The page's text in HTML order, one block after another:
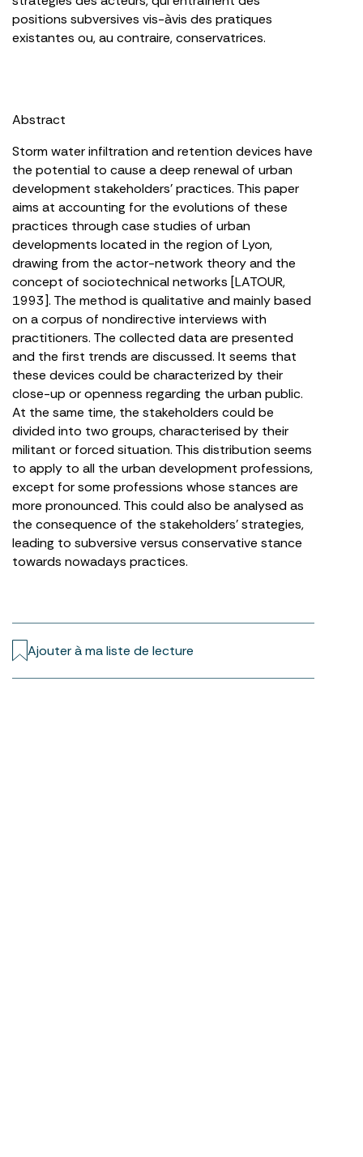
positions subversives vis-àvis des pratiques
existantes ou, au contraire, conservatrices.
Abstract
Storm water infiltration and retention devices have
the potential to cause a deep renewal of urban
development stakeholders’ practices. This paper
aims at accounting for the evolutions of these
practices through case studies of urban
developments located in the region of Lyon,
drawing from the actor-network theory and the
concept of sociotechnical networks [LATOUR,
1993]. The method is qualitative and mainly based
on a corpus of nondirective interviews with
practitioners. The collected data are presented
and the first trends are discussed. It seems that
these devices could be characterized by their
close-up or openness regarding the urban public.
At the same time, the stakeholders could be
divided into two groups, characterised by their
militant or forced situation. This distribution seems
to apply to all the urban development professions,
except for some professions whose stances are
more pronounced. This could also be analysed as
the consequence of the stakeholders’ strategies,
leading to subversive versus conservative stance
towards nowadays practices.
Ajouter à ma liste de lecture